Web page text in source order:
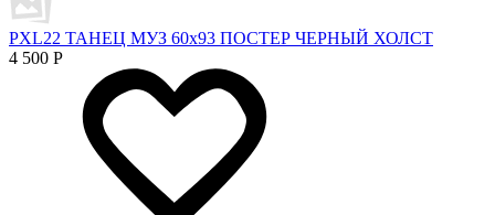
PXL22 ТАНЕЦ МУЗ 60х93 ПОСТЕР ЧЕРНЫЙ ХОЛСТ
4 500 Р